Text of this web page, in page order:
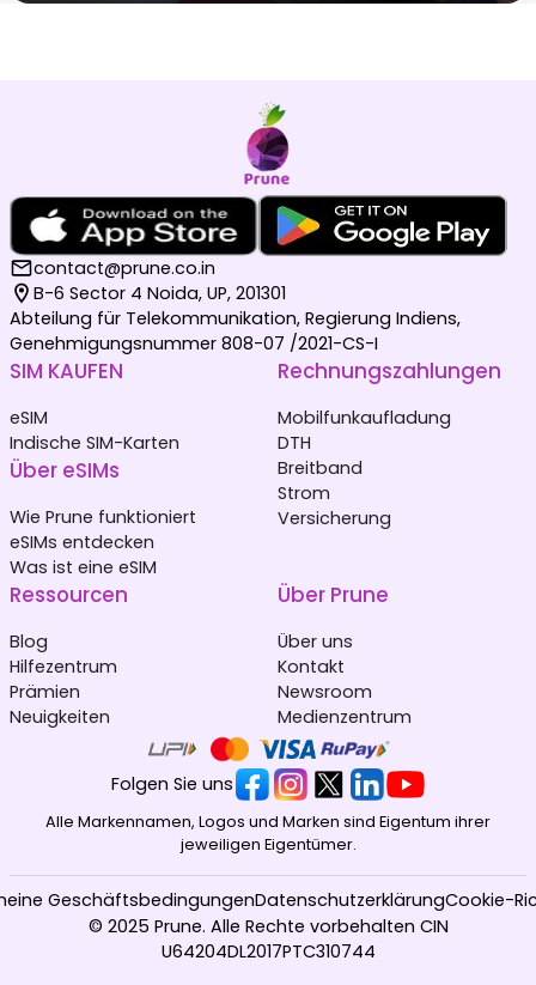
contact@prune.co.in
B-6 Sector 4 Noida, UP, 201301
Abteilung für Telekommunikation, Regierung Indiens,
Genehmigungsnummer 808-07 /2021-CS-I
SIM KAUFEN
eSIM
Indische SIM-Karten
Über eSIMs
Wie Prune funktioniert
eSIMs entdecken
Was ist eine eSIM
Rechnungszahlungen
Mobilfunkaufladung
DTH
Breitband
Strom
Versicherung
Ressourcen
Blog
Hilfezentrum
Prämien
Neuigkeiten
Über Prune
Über uns
Kontakt
Newsroom
Medienzentrum
Folgen Sie uns
Alle Markennamen, Logos und Marken sind Eigentum ihrer
jeweiligen Eigentümer.
© 2025 Prune. Alle Rechte vorbehalten CIN
U64204DL2017PTC310744
GeschäftsbedingungenDatenschutzerklärungCookie-